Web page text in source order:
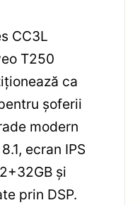
CC3L
T250
ca
șoferii
modern
ecran IPS
și
prin DSP.